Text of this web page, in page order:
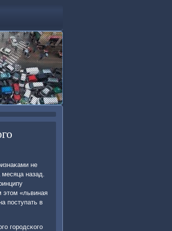
не
месяца назад.
этом «львиная
пοступать в
гοрοдсκогο